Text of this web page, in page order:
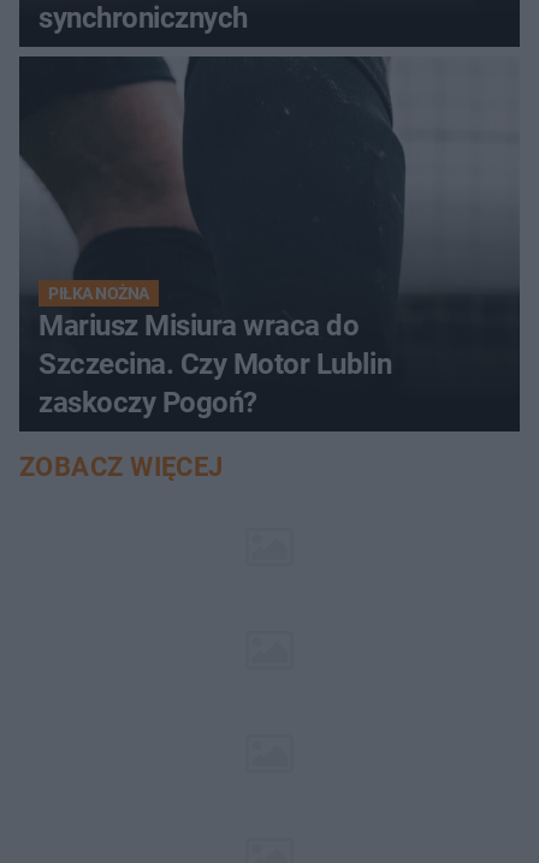
synchronicznych
PIŁKA NOŻNA
Mariusz Misiura wraca do
Szczecina. Czy Motor Lublin
zaskoczy Pogoń?
ZOBACZ WIĘCEJ